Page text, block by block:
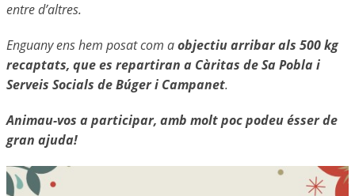
entre d’altres.
Enguany ens hem posat com aobjectiu arribar als 500 kg
recaptats, que es repartiran a Càritas de Sa Pobla i
Serveis Socials de Búger i Campanet.
Animau-vos a participar, amb molt poc podeu ésser de
gran ajuda!